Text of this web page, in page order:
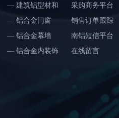
— 建筑铝型材和
铝板带材
— 铝合金门窗
— 铝合金幕墙
— 铝合金内装饰
采购商务平台
销售订单跟踪
南铝短信平台
在线留言